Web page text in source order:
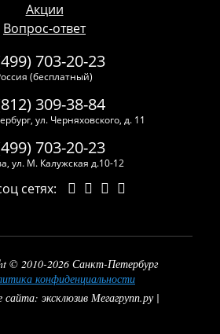
Акции
Вопрос-ответ
703-20-23
(бесплатный)
309-38-84
ул. Черняховского, д. 11
703-20-23
ул. М. Калужская д.10-12
сетях:
© 2010-2026 Санкт-Петербург
конфиденциальности
сайта: эксклюзив Мегагрупп.ру |